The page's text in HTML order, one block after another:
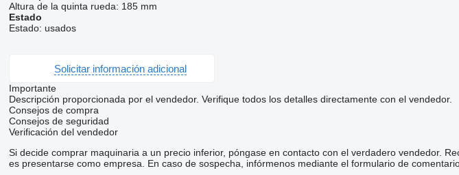
Altura de la quinta rueda: 185 mm
Estado
Estado: usados
Solicitar información adicional
Importante
Descripción proporcionada por el vendedor. Verifique todos los detalles directamente con el vendedor.
Consejos de compra
Consejos de seguridad
Verificación del vendedor
Si decide comprar maquinaria a un precio inferior, póngase en contacto con el verdadero vendedor.
es presentarse como empresa. En caso de sospecha, infórmenos mediante el formulario de